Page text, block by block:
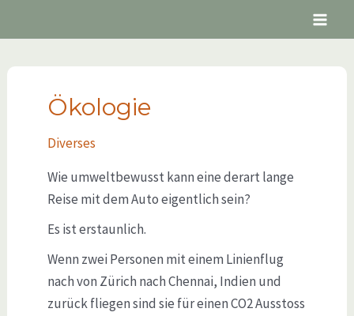
Ökologie
Diverses
Wie umweltbewusst kann eine derart lange
Reise mit dem Auto eigentlich sein?
Es ist erstaunlich.
Wenn zwei Personen mit einem Linienflug
nach von Zürich nach Chennai, Indien und
zurück fliegen sind sie für einen CO2 Ausstoss